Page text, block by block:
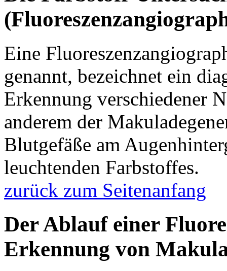
Eine
genannt, bezeichnet ein
Erkennung verschiedener
anderem der
Blutgefäße am
leuchtenden Farbstoffes.
zurück zum Seitenanfang
Der Ablauf einer
Erkennung von